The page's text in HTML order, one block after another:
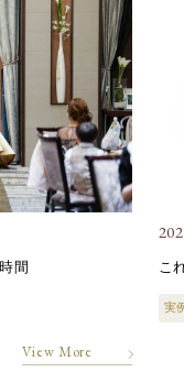
間
View More
こ
実